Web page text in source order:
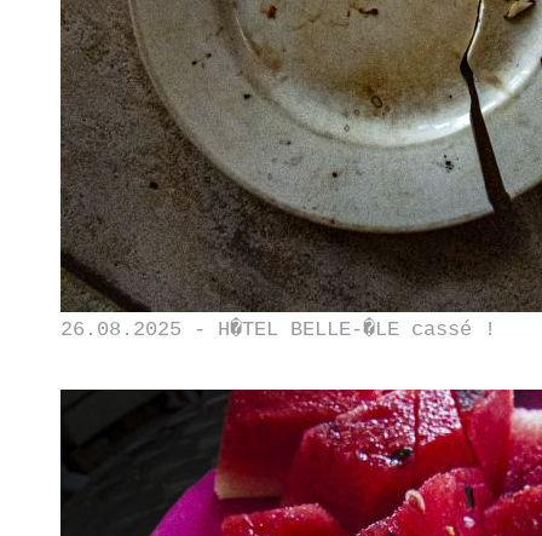
26.08.2025 - H�TEL BELLE-�LE cassé !